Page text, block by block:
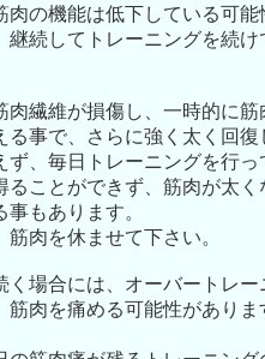
肉の機能は低下している可
継続してトレーニングを続
肉繊維が損傷し、一時的に
る事で、さらに強く太く回
ず、毎日トレーニングを行
ることができず、筋肉が太
もあります。
肉を休ませて下さい。
く場合には、オーバートレ
筋肉を痛める可能性があり